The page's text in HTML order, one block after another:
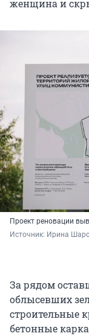
женщина и
Проект реновации
Источник: Ирина
За рядом
облысевших
строительные
бетонные